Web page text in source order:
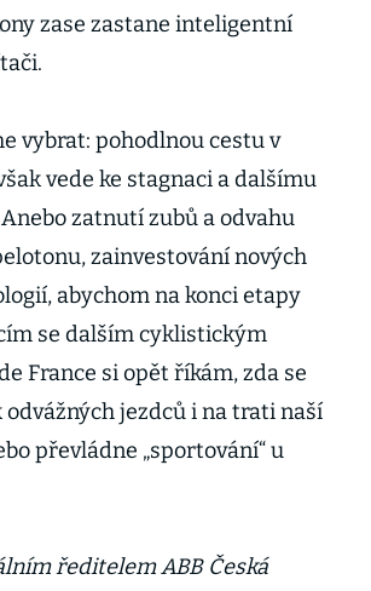
zase zastane inteligentní
vybrat: pohodlnou ces­tu v
vede ke stagnaci a dalšímu
zatnutí zubů a odvahu
zainvestování nových
abychom na konci etapy
se dalším cyklistickým
France si opět říkám, zda se
jezdců i na trati naší
převládne „sportování“ u
ředitelem ABB Česká